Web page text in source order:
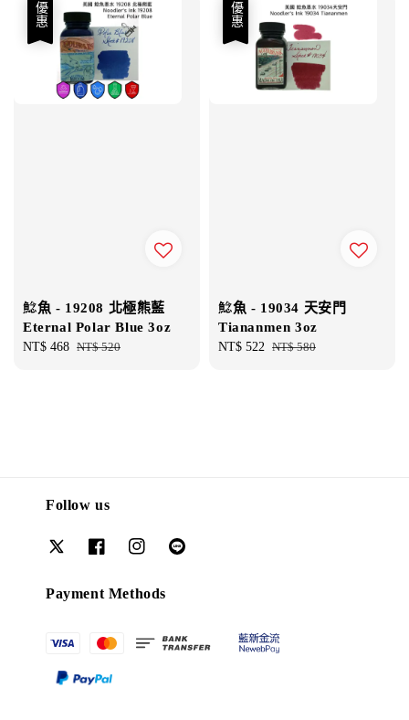
優惠
鯰魚 - 19208 北極熊藍
Eternal Polar Blue 3oz
Sale
NT$ 468 Regular
NT$ 520
優惠
鯰魚 - 19034 天安門
Tiananmen 3oz
Sale
NT$ 522 Regular
NT$ 580
Follow us
Payment Methods